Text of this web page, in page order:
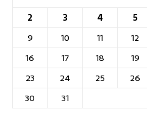
2
3 4 5
9
10 11 12
16
17 18 19
23
24 25 26
30
31